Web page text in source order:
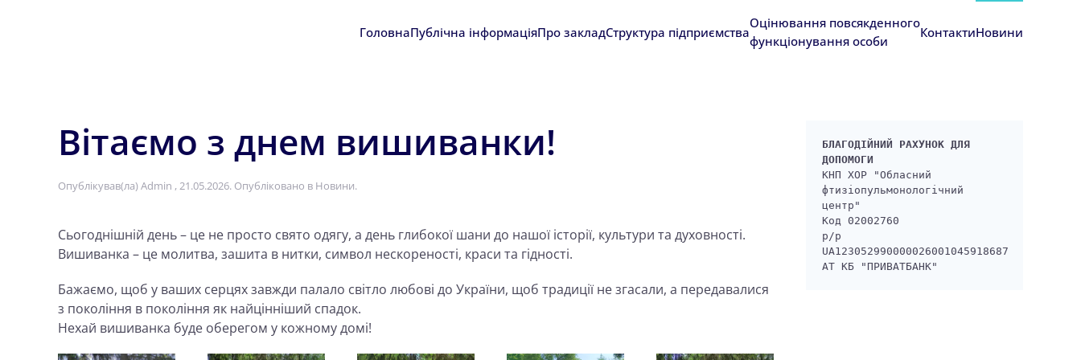
ГоловнаПублічна інформаціяПро закладСтруктура підприємства
Оцінювання повсякденного
функціонування особи
КонтактиНовини
Вітаємо з днем вишиванки!
Опублікував(ла)Admin ,21.05.2026. Опубліковано в Новини.
Сьогоднішній день – це не просто свято одягу, а день глибокої шани до нашої історії, культури та духовності.
Вишиванка – це молитва, зашита в нитки, символ нескореності, краси та гідності.
Бажаємо, щоб у ваших серцях завжди палало світло любові до України, щоб традиції не згасали, а передавалися
з покоління в покоління як найцінніший спадок.
Нехай вишиванка буде оберегом у кожному домі!
БЛАГОДІЙНИЙ РАХУНОК ДЛЯ
ДОПОМОГИ
КНП ХОР "Обласний
фтизіопульмонологічний
центр"
Код 02002760
р/р
UA123052990000026001045918687
АТ КБ "ПРИВАТБАНК"